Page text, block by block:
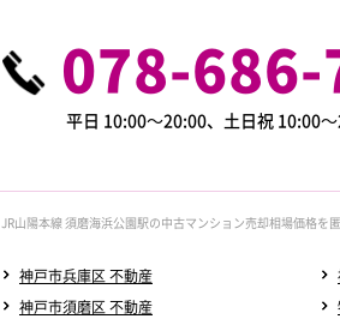
078-
平日 10:00～20:00、土日祝 10:00
JR山陽本線 須磨海浜公園駅の中古マンション売却相場価格を
神戸市兵庫区 不動産
神戸市須磨区 不動産